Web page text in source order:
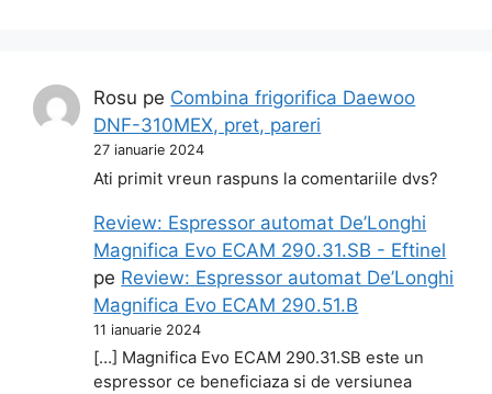
Rosu pe Combina frigorifica Daewoo
DNF-310MEX, pret, pareri
27 ianuarie 2024
Ati primit vreun raspuns la comentariile dvs?
Review: Espressor automat De’Longhi
Magnifica Evo ECAM 290.31.SB - Eftinel
pe Review: Espressor automat De’Longhi
Magnifica Evo ECAM 290.51.B
11 ianuarie 2024
[…] Magnifica Evo ECAM 290.31.SB este un
espressor ce beneficiaza si de versiunea